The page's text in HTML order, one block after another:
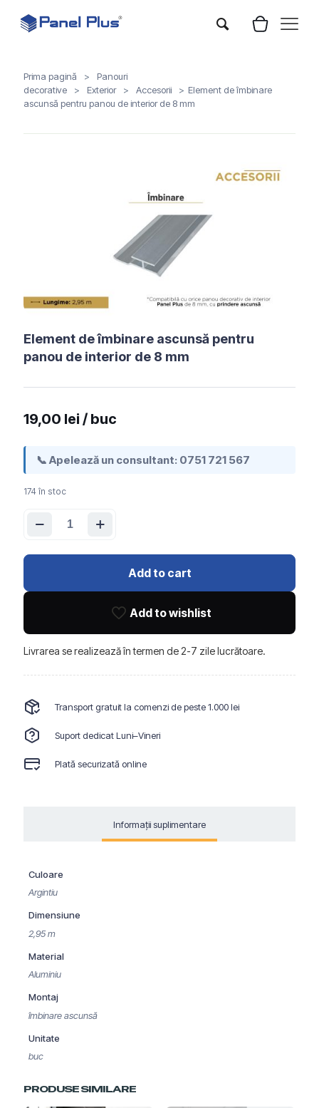
Prima pagină >
Panouri
decorative
> Exterior > Accesorii > Element de îmbinare
ascunsă pentru panou de interior de 8 mm
Element de îmbinare ascunsă pentru
panou de interior de 8 mm
19,00 lei / buc
📞 Apelează un consultant: 0751 721 567
174 în stoc
Element
îmbinare
panou
de
8
Add to cart
Livrarea se realizează în termen de 2-7 zile lucrătoare.
Add to wishlist
Transport gratuit la comenzi de peste 1.000 lei
Suport dedicat Luni–Vineri
Plată securizată online
Informații suplimentare
Culoare
Argintiu
Dimensiune
2,95 m
Material
Aluminiu
Montaj
îmbinare ascunsă
Unitate
buc
PRODUSE SIMILARE